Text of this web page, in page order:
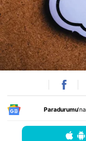
Paradurumu'na